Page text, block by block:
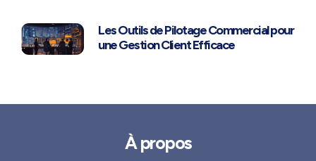
Les Outils de Pilotage Commercial pour
une Gestion Client Efficace
À propos